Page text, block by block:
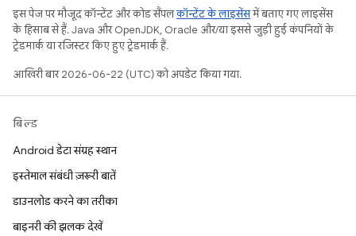
इस पेज पर मौजूद कॉन्टेंट और कोड सैंपलकॉन्टेंट के लाइसेंसमें बताए गए लाइसेंस
के हिसाब से हैं. Java और OpenJDK, Oracle और/या इससे जुड़ी हुई कंपनियों के
ट्रेडमार्क या रजिस्टर किए हुए ट्रेडमार्क हैं.
आखिरी बार 2026-06-22 (UTC) को अपडेट किया गया.
बिल्ड
Android डेटा संग्रह स्थान
इस्तेमाल संबंधी ज़रूरी बातें
डाउनलोड करने का तरीका
बाइनरी की झलक देखें